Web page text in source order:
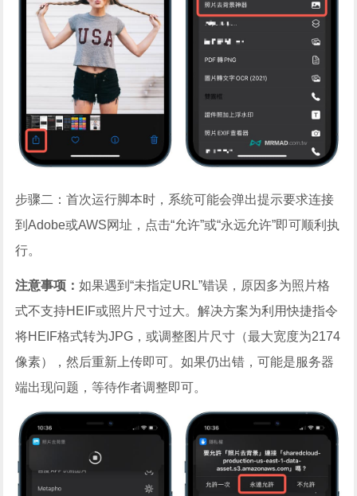
步骤二：首次运行脚本时，系统可能会弹出提示要求连接
到Adobe或AWS网址，点击“允许”或“永远允许”即可顺利执
行。
注意事项：如果遇到“未指定URL”错误，原因多为照片格
式不支持HEIF或照片尺寸过大。解决方案为利用快捷指令
将HEIF格式转为JPG，或调整图片尺寸（最大宽度为2174
像素），然后重新上传即可。如果仍出错，可能是服务器
端出现问题，等待作者调整即可。